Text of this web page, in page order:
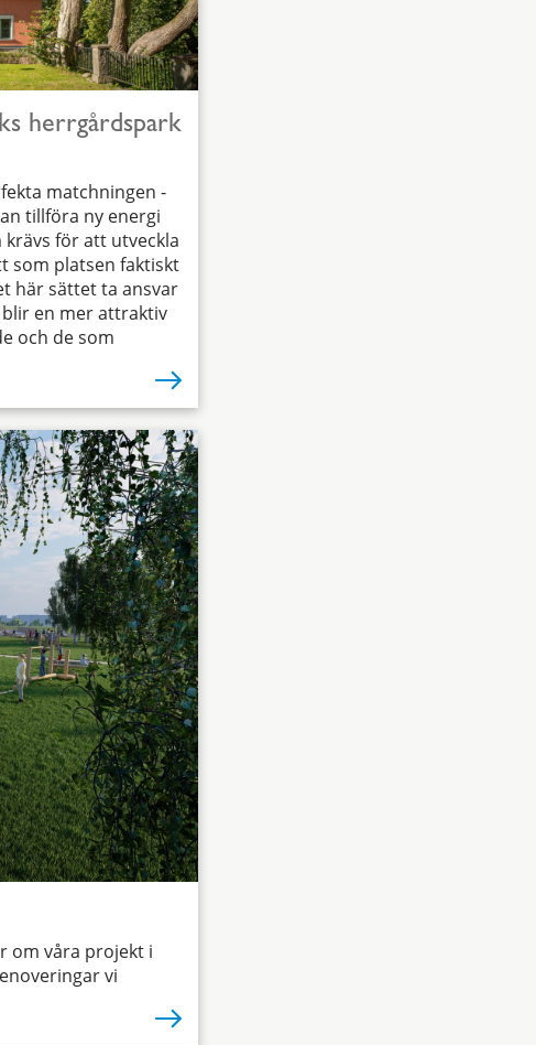
herrgårdspark
matchningen -
tillföra ny energi
för att utveckla
som platsen faktiskt
här sättet ta ansvar
en mer attraktiv
och de som
om våra projekt i
vi